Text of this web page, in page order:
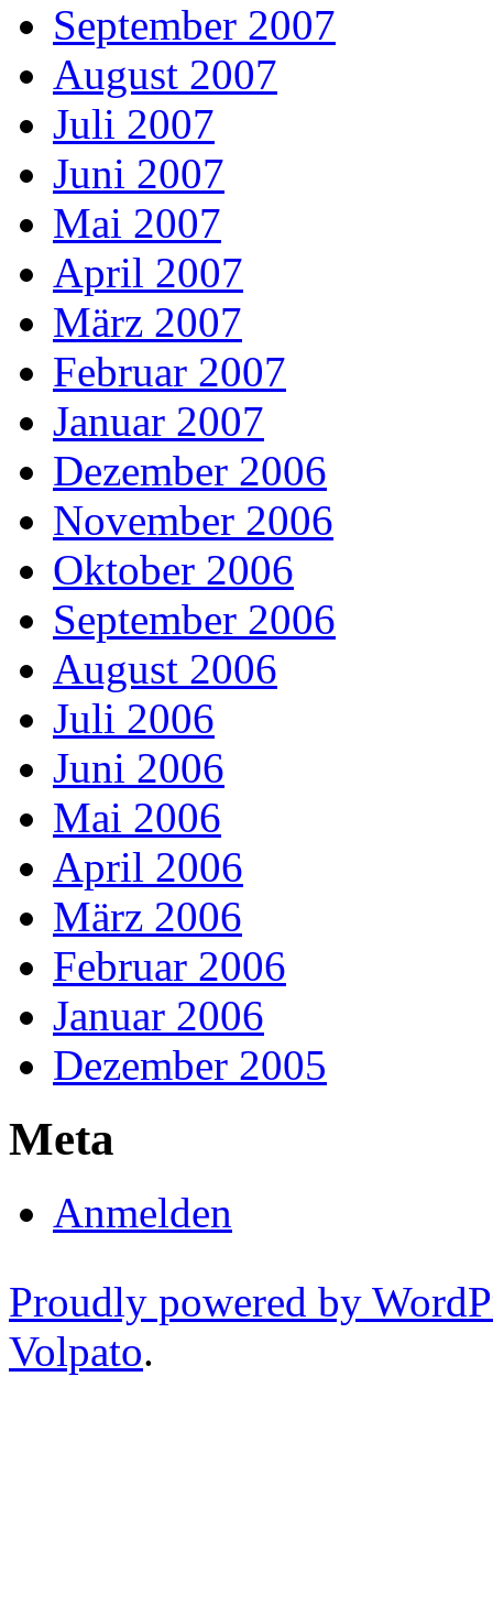
September 2007
August 2007
Juli 2007
Juni 2007
Mai 2007
April 2007
März 2007
Februar 2007
Januar 2007
Dezember 2006
November 2006
Oktober 2006
September 2006
August 2006
Juli 2006
Juni 2006
Mai 2006
April 2006
März 2006
Februar 2006
Januar 2006
Dezember 2005
Meta
Anmelden
Proudly powered by
Volpato.